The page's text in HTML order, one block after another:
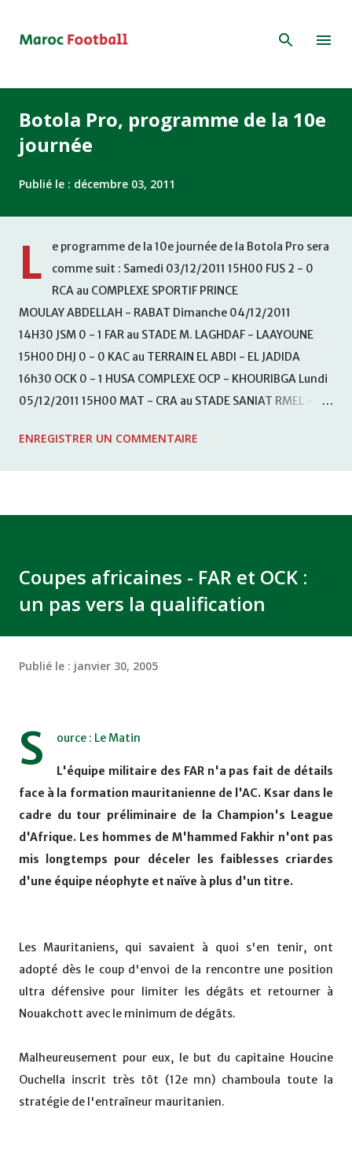
Botola Pro, programme de la 10e
journée
Publié le : décembre 03, 2011
L
e programme de la 10e journée de la Botola Pro sera
comme suit : Samedi 03/12/2011 15H00 FUS 2 - 0
RCA au COMPLEXE SPORTIF PRINCE
MOULAY ABDELLAH - RABAT Dimanche 04/12/2011
14H30 JSM 0 - 1 FAR au STADE M. LAGHDAF - LAAYOUNE
15H00 DHJ 0 - 0 KAC au TERRAIN EL ABDI - EL JADIDA
16h30 OCK 0 - 1 HUSA COMPLEXE OCP - KHOURIBGA Lundi
05/12/2011 15H00 MAT - CRA au STADE SANIAT RMEL -
KHEMISET Mardi 06/12/2011 15H00 WAF - OCS au
ENREGISTRER UN COMMENTAIRE
Coupes africaines - FAR et OCK :
un pas vers la qualification
Publié le : janvier 30, 2005
S ource : Le Matin
L'équipe militaire des FAR n'a pas fait de détails
face à la formation mauritanienne de l'AC. Ksar dans le
cadre du tour préliminaire de la Champion's League
d'Afrique. Les hommes de M'hammed Fakhir n'ont pas
mis longtemps pour déceler les faiblesses criardes
d'une équipe néophyte et naïve à plus d'un titre.
Les Mauritaniens, qui savaient à quoi s'en tenir, ont
adopté dès le coup d'envoi de la rencontre une position
ultra défensive pour limiter les dégâts et retourner à
Nouakchott avec le minimum de dégâts.
Malheureusement pour eux, le but du capitaine Houcine
Ouchella inscrit très tôt (12e mn) chamboula toute la
stratégie de l'entraîneur mauritanien.